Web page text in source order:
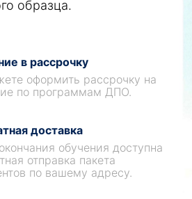
образца.
в рассрочку
оформить рассрочку на
по программам ДПО.
доставка
обучения доступна
отправка пакета
по вашему адресу.